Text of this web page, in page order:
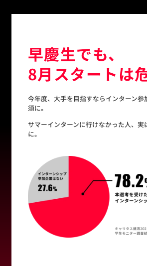
早慶生でも、
8月スタートは
今年度、大手を目指すならインターン参
須に。
サマーインターンに行けなかった人、実
に。